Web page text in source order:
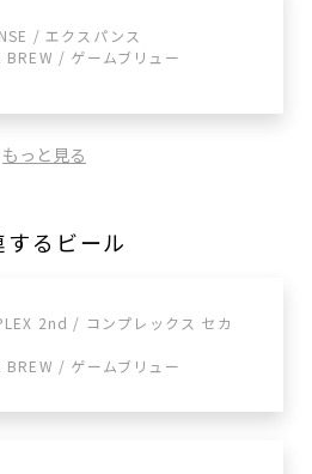
/ エクスパンス
BREW / ゲームブリュー
もっと見る
するビール
2nd / コンプレックス セカ
BREW / ゲームブリュー